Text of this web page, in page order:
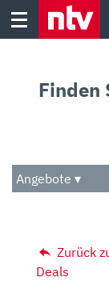
Skip
Audio
Das Beste
Finden
Angebote ▾
Zurück
Deals